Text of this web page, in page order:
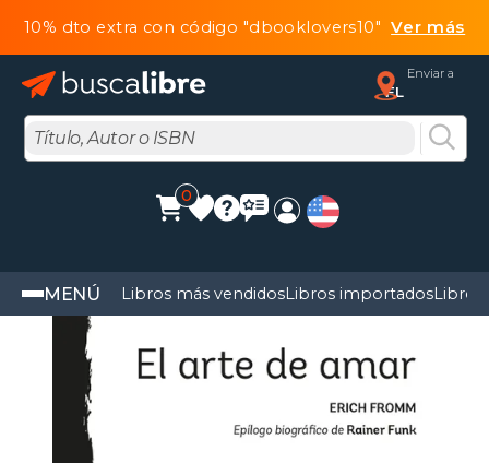
10% dto extra con código "dbooklovers10"Ver más
Enviar a
FL
0
MENÚ Libros más vendidosLibros importadosLibros